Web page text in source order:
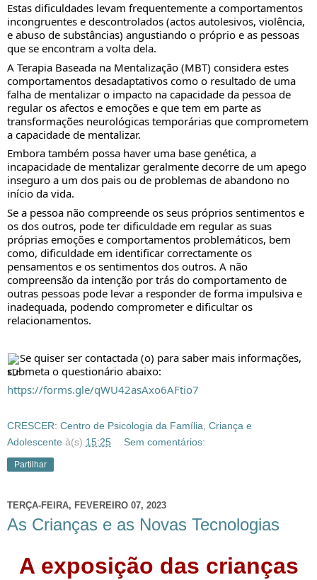
Estas dificuldades levam frequentemente a comportamentos
incongruentes e descontrolados (actos autolesivos, violência,
e abuso de substâncias) angustiando o próprio e as pessoas
que se encontram a volta dela.
A Terapia Baseada na Mentalização (MBT) considera estes
comportamentos desadaptativos como o resultado de uma
falha de mentalizar o impacto na capacidade da pessoa de
regular os afectos e emoções e que tem em parte as
transformações neurológicas temporárias que comprometem
a capacidade de mentalizar.
Embora também possa haver uma base genética, a
incapacidade de mentalizar geralmente decorre de um apego
inseguro a um dos pais ou de problemas de abandono no
início da vida.
Se a pessoa não compreende os seus próprios sentimentos e
os dos outros, pode ter dificuldade em regular as suas
próprias emoções e comportamentos problemáticos, bem
como, dificuldade em identificar correctamente os
pensamentos e os sentimentos dos outros. A não
compreensão da intenção por trás do comportamento de
outras pessoas pode levar a responder de forma impulsiva e
inadequada, podendo comprometer e dificultar os
relacionamentos.
Se quiser ser contactada (o) para saber mais informações,
submeta o questionário abaixo:
https://forms.gle/qWU42asAxo6AFtio7
CRESCER: Centro de Psicologia da Família, Criança e
Adolescente à(s) 15:25 Sem comentários:
Partilhar
TERÇA-FEIRA, FEVEREIRO 07, 2023
As Crianças e as Novas Tecnologias
A exposição das crianças